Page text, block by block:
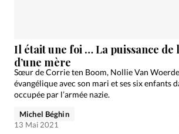
Devise:CHF
RUBRIQUES
Tous les articles
Actualité chrétienne
Actualité internationale
Dossier
Génération
Il était une foi … La puissance de
d’une mère
Sœur de Corrie ten Boom, Nollie Van
évangélique avec son mari et ses six enfants
occupée par l’armée nazie.
Michel Béghin
13 Mai 2021